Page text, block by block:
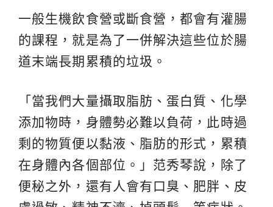
一般生機飲食營或斷食營，都會有灌腸
的課程，就是為了一併解決這些位於腸
道末端長期累積的垃圾。
「當我們大量攝取脂肪、蛋白質、化學
添加物時，身體勢必難以負荷，此時過
剩的物質便以黏液、脂肪的形式，累積
在身體內各個部位。」范秀琴說，除了
便秘之外，還有人會有口臭、肥胖、皮